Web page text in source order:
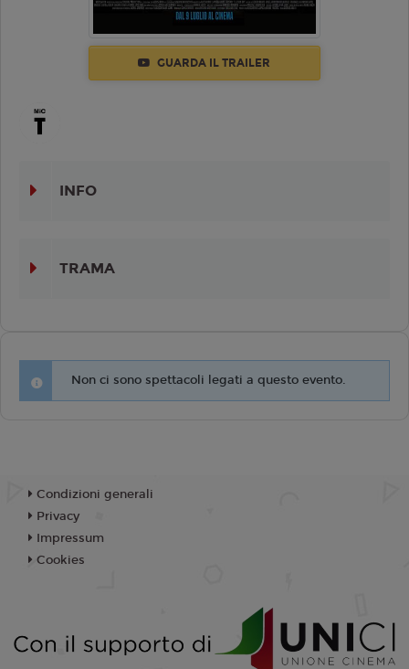
GUARDA IL TRAILER
INFO
TRAMA
Non ci sono spettacoli legati a questo evento.
Condizioni generali
Privacy
Impressum
Cookies